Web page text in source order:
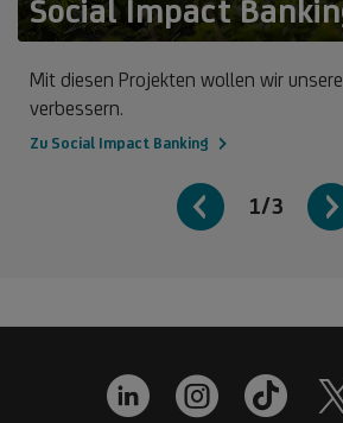
Social Impact
Mit diesen Projekten wollen wir
verbessern.
Zu Social Impact Banking
1/3